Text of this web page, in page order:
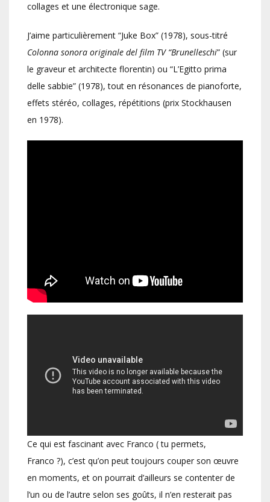
collages et une électronique sage.
J’aime particulièrement “Juke Box” (1978), sous-titré
Colonna sonora originale del film TV “Brunelleschi” (sur
le graveur et architecte florentin) ou “L’Egitto prima
delle sabbie” (1978), tout en résonances de pianoforte,
effets stéréo, collages, répétitions (prix Stockhausen
en 1978).
Ce qui est fascinant avec Franco ( tu permets,
Franco ?), c’est qu’on peut toujours couper son œuvre
en moments, et on pourrait d’ailleurs se contenter de
l’un ou de l’autre selon ses goûts, il n’en resterait pas